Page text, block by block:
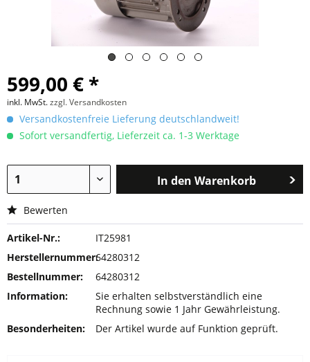
599,00 € *
inkl. MwSt.zzgl. Versandkosten
Versandkostenfreie Lieferung deutschlandweit!
Sofort versandfertig, Lieferzeit ca. 1-3 Werktage
In den Warenkorb
Bewerten
Artikel-Nr.:
IT25981
Herstellernummer:64280312
Bestellnummer:
64280312
Information:
Sie erhalten selbstverständlich eine
Rechnung sowie 1 Jahr Gewährleistung.
Besonderheiten:
Der Artikel wurde auf Funktion geprüft.